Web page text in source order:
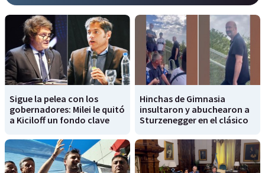
Sigue la pelea con los
gobernadores: Milei le quitó
a Kiciloff un fondo clave
Hinchas de Gimnasia
insultaron y abuchearon a
Sturzenegger en el clásico